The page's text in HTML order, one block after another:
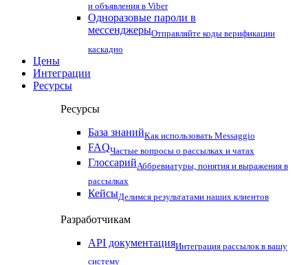
и объявления в Viber
Одноразовые пароли в
мессенджерыОтправляйте коды верификации
каскадно
Цены
Интеграции
Ресурсы
Ресурсы
База знанийКак использовать Messaggio
FAQЧастые вопросы о рассылках и чатах
ГлоссарийАббревиатуры, понятия и выражения в
рассылках
КейсыДелимся результатами наших клиентов
Разработчикам
API документацияИнтеграция рассылок в вашу
систему